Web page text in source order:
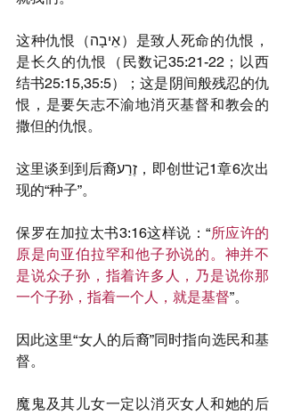
这种仇恨（אֵיבָה）是致人死命的仇恨，
是长久的仇恨（民数记35:21-22；以西
结书25:15,35:5）；这是阴间般残忍的仇
恨，是要矢志不渝地消灭基督和教会的
撒但的仇恨。
这里谈到到后裔זֶרַע，即创世记1章6次出
现的“种子”。
保罗在加拉太书3:16这样说：“所应许的
原是向亚伯拉罕和他子孙说的。神并不
是说众子孙，指着许多人，乃是说你那
一个子孙，指着一个人，就是基督”。
因此这里“女人的后裔”同时指向选民和基
督。
魔鬼及其儿女一定以消灭女人和她的后